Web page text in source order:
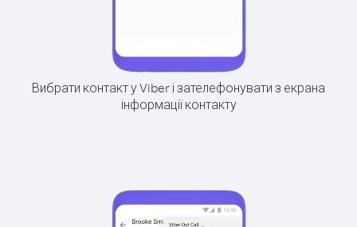
Вибрати контакт у Viber і зателефонувати з екрана
інформації контакту